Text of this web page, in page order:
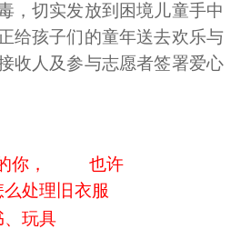
，切实发放到困境儿童手中
给孩子们的童年送去欢乐与
收人及参与志愿者签署爱心
你， 也许
处理旧衣服
、玩具